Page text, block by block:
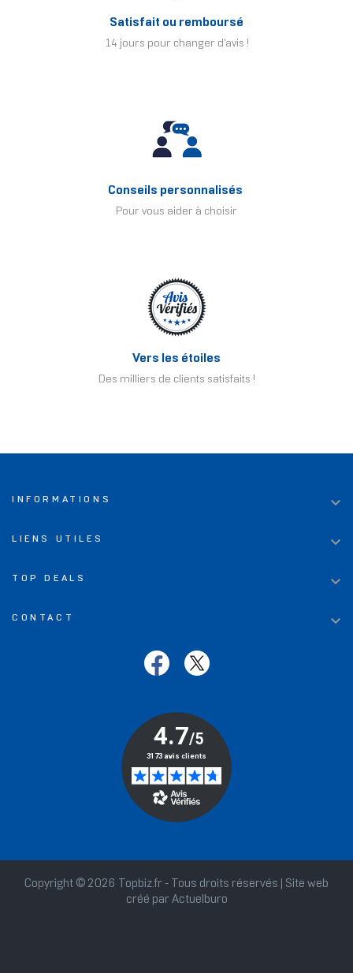
Satisfait ou remboursé
14 jours pour changer d'avis !
Conseils personnalisés
Pour vous aider à choisir
Vers les étoiles
Des milliers de clients satisfaits !
INFORMATIONS 
LIENS UTILES 
TOP DEALS 
CONTACT 
Copyright © 2026 Topbiz.fr - Tous droits réservés | Site web
créé par Actuelburo